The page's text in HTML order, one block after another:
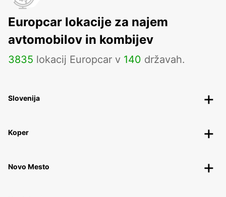
Europcar lokacije za najem
avtomobilov in kombijev
3835 lokacij Europcar v 140 državah.
Slovenija
Koper
Novo Mesto